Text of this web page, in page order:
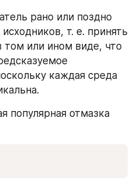
рано или поздно
т. е. принять
том или ином виде, что
каждая среда
популярная отмазка